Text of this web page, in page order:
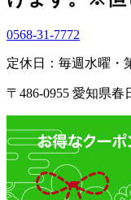
0568-31-7772
定休日：毎週水曜・
〒486-0955 愛知県春